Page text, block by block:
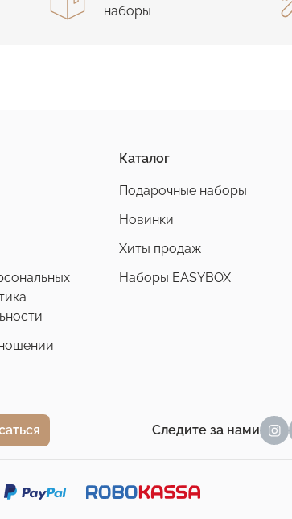
наборы
Каталог
Подарочные наборы
Новинки
Хиты продаж
Наборы EASYBOX
Следите за нами